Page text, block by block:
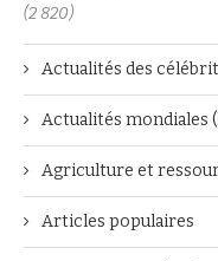
(2 820)
Actualités des
Actualités mondiales
Agriculture et
Articles populaires